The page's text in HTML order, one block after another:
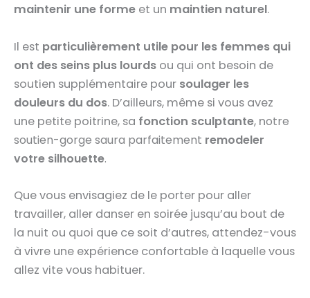
maintenir une forme et un maintien naturel.
Il est particulièrement utile pour les femmes qui
ont des seins plus lourds ou qui ont besoin de
soutien supplémentaire pour soulager les
douleurs du dos. D’ailleurs, même si vous avez
une petite poitrine, sa fonction sculptante, notre
soutien-gorge saura parfaitement remodeler
votre silhouette.
Que vous envisagiez de le porter pour aller
travailler, aller danser en soirée jusqu’au bout de
la nuit ou quoi que ce soit d’autres, attendez-vous
à vivre une expérience confortable à laquelle vous
allez vite vous habituer.